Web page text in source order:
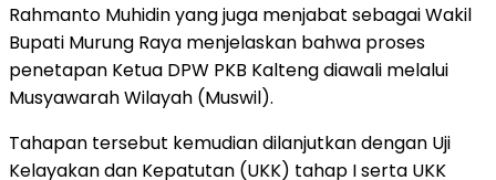
Rahmanto Muhidin yang juga menjabat sebagai Wakil
Bupati Murung Raya menjelaskan bahwa proses
penetapan Ketua DPW PKB Kalteng diawali melalui
Musyawarah Wilayah (Muswil).
Tahapan tersebut kemudian dilanjutkan dengan Uji
Kelayakan dan Kepatutan (UKK) tahap I serta UKK